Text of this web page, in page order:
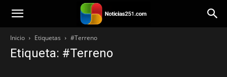
Noticias251
Inicio Etiquetas #Terreno
Etiqueta: #Terreno